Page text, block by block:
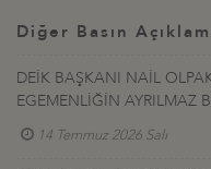
Diğer Basın
DEİK BAŞKANI NAİL
EGEMENLİĞİN AYRILMAZ
14 Temmuz 2026 Salı